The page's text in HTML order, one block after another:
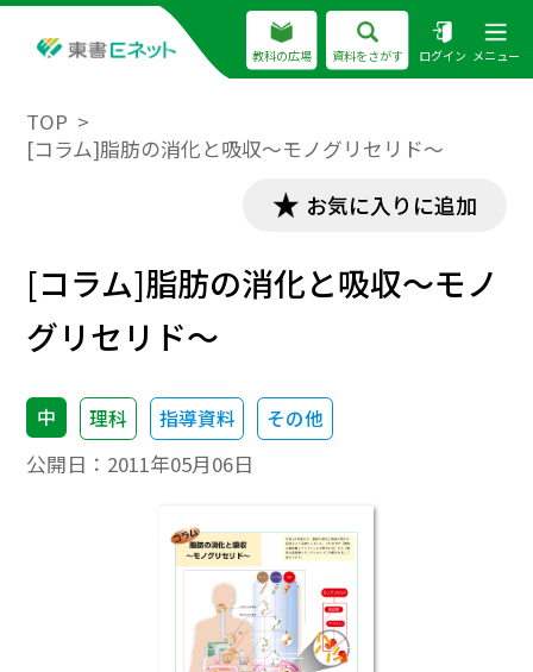
教科の広場 資料をさがす ログイン メニュー
TOP
[コラム]脂肪の消化と吸収〜モノグリセリド〜
お気に入りに追加
[コラム]脂肪の消化と吸収〜モノ
グリセリド〜
中 理科 指導資料 その他
公開日： 2011年05月06日